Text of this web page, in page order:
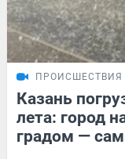
ПРОИСШЕСТВИЯ
Казань
лета: город
градом —